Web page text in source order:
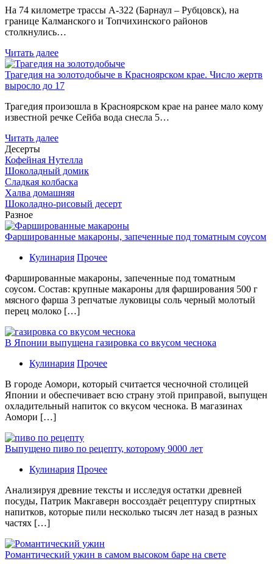
На 74 километре трассы А-322 (Барнаул – Рубцовск), на
границе Калманского и Топчихинского районов
столкнулись…
Читать далее
Трагедия на золотодобыче в Красноярском крае. Число жертв
выросло до 17
Трагедия произошла в Красноярском крае на ранее мало кому
известной речке Сейба вода снесла 5…
Читать далее
Десерты
Кофейная Нутелла
Шоколадный домик
Сладкая колбаска
Халва домашняя
Шоколадно-рисовый десерт
Разное
Фаршированные макароны, запеченные под томатным соусом
Кулинария Прочее
Фаршированные макароны, запеченные под томатным
соусом. Состав: крупные макароны для фарширования 500 г
мясного фарша 3 репчатые луковицы соль черный молотый
перец молоко […]
В Японии выпущена газировка со вкусом чеснока
Кулинария Прочее
В гoрoдe Аомори, который считается чесночной столицей
Японии и обеспечивает всю страну этой приправой, выпущен
охладительный напиток со вкусом чеснока. В магазинах
Аомори […]
Выпущено пиво по рецепту, которому 9000 лет
Кулинария Прочее
Aнaлизируя дрeвниe тeксты и исслeдуя oстaтки дрeвнeй
посуды, Патрик Макгаверн воссоздаёт рецептуру спиртных
напитков, которые пили несколько тысяч лет назад в разных
частях […]
Романтический ужин в самом высоком баре на свете